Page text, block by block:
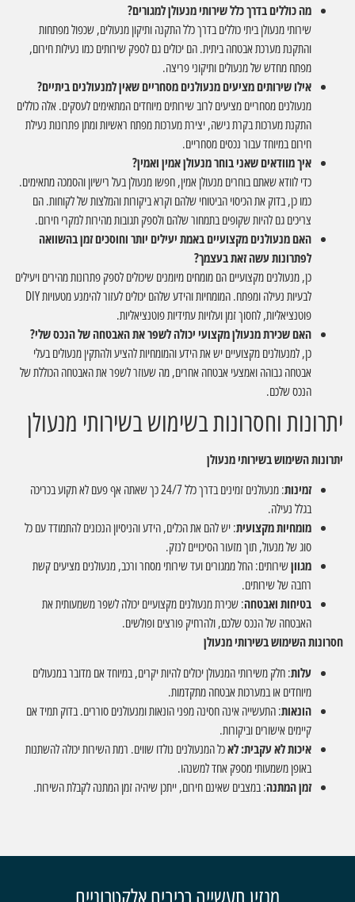
מה כוללים בדרך כלל שירותי מנעולן למגורים?
שירותי מנעולן ביתי כוללים בדרך כלל התקנה ותיקון מנעולים, שכפול מפתחות
והתקנת מערכת אבטחה ביתית. הם יכולים גם לספק שירותים כמו נעילות חירום,
מפתח מחדש של מנעולים ותיקוני פריצה.
אילו שירותים מציעים מנעולנים מסחריים שאין למנעולנים ביתיים?
מנעולנים מסחריים מציעים לרוב שירותים מיוחדים המתאימים לעסקים. אלה כוללים
התקנת מערכות בקרת גישה, יצירת מערכות מפתח ראשיות ומתן פתרונות נעילת
חירום במיוחד עבור נכסים מסחריים.
איך מוודאים שאני בוחר מנעולן אמין ואמין?
כדי לוודא שאתם בוחרים מנעולן אמין, חפשו מנעולן בעל רישיון והסמכה מתאימים.
כמו כן, בדוק את הכיסוי הביטוחי שלהם וקרא ביקורות והמלצות של לקוחות. הם
צריכים גם להיות שקופים בתמחור שלהם ולספק תגובות מהירות למקרי חירום.
האם מנעולנים מקצועיים באמת יעילים יותר וחוסכים זמן בהשוואה
לפתרונות עשה זאת בעצמך?
כן, מנעולנים מקצועיים הם מומחים מיומנים שיכולים לספק פתרונות מהירים ויעילים
לבעיות נעילה ומפתח. המומחיות והידע שלהם יכולים לעזור להימנע מטעויות DIY
פוטנציאליות, לחסוך זמן ועלויות עתידיות פוטנציאליות.
האם שכירת מנעולן מקצועי יכולה לשפר את האבטחה של הנכס שלי?
כן, למנעולנים מקצועיים יש את הידע והמומחיות להציע ולהתקין מנעולים בעלי
אבטחה גבוהה ואמצעי אבטחה אחרים, מה שעוזר לשפר את האבטחה הכוללת של
הנכס שלכם.
יתרונות וחסרונות בשימוש בשירותי מנעולן
יתרונות השימוש בשירותי מנעולן
זמינות
: מנעולנים זמינים בדרך כלל 24/7 כך שאתה אף פעם לא תקוע בכריכה
בגלל נעילה.
מומחיות מקצועית: יש להם את הכלים, הידע והניסיון הנכונים להתמודד עם כל
סוג של מנעול, תוך מזעור הסיכויים לנזק.
מגווןשירותים: החל ממגורים ועד שירותי מסחר ורכב, מנעולנים מציעים קשת
רחבה של שירותים.
בטיחות ואבטחה: שכירת מנעולנים מקצועיים יכולה לשפר משמעותית את
האבטחה של הנכס שלכם, ולהרחיק פורצים ופולשים.
חסרונות השימוש בשירותי מנעולן
עלות: חלק משירותי המנעולן יכולים להיות יקרים, במיוחד אם מדובר במנעולים
מיוחדים או במערכות אבטחה מתקדמות.
הונאות: התעשייה אינה חסינה מפני הונאות ומנעולנים סוררים. בדוק תמיד אם
קיימים אישורים וביקורות.
איכות לא עקבית: לאכל המנעולנים נולדו שווים. רמת השירות יכולה להשתנות
באופן משמעותי מספק אחד למשנהו.
זמן המתנה: במצבים שאינם חירום, ייתכן שיהיה זמן המתנה לקבלת השירות.